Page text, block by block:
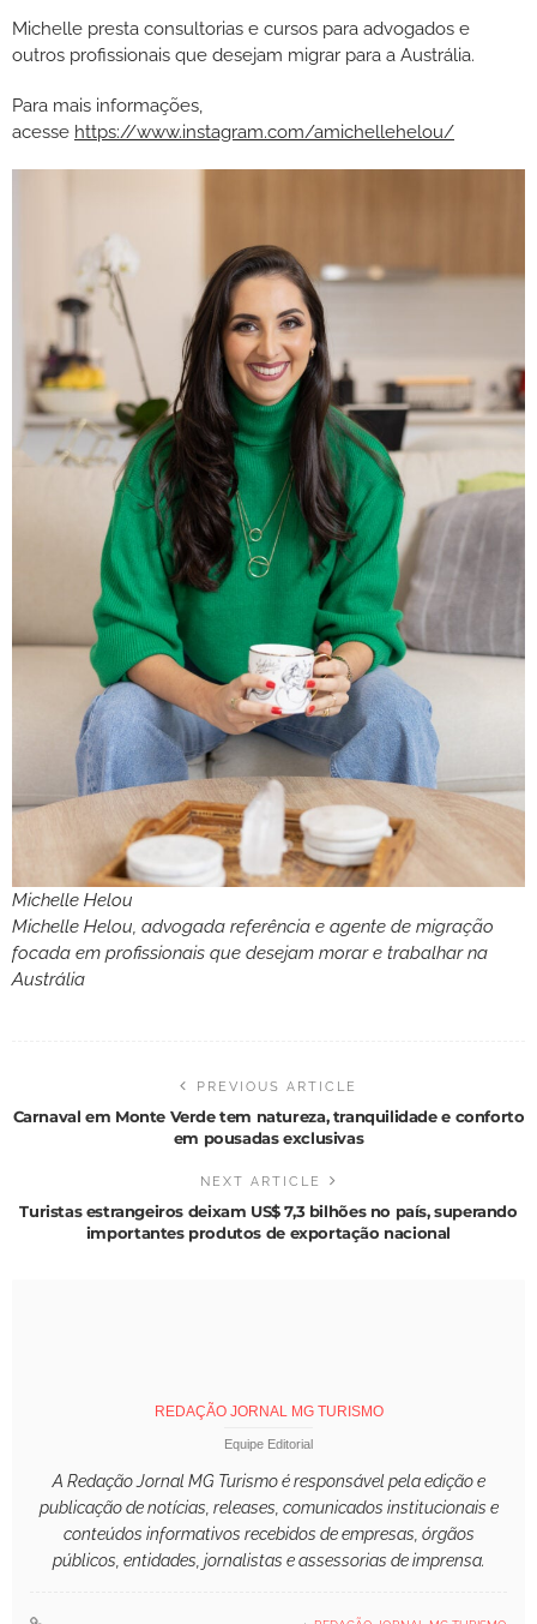
Michelle presta consultorias e cursos para advogados e
outros profissionais que desejam migrar para a Austrália.
Para mais informações,
acesse https://www.instagram.com/amichellehelou/
Michelle Helou
Michelle Helou, advogada referência e agente de migração
focada em profissionais que desejam morar e trabalhar na
Austrália
PREVIOUS ARTICLE
Carnaval em Monte Verde tem natureza, tranquilidade e conforto
em pousadas exclusivas
NEXT ARTICLE
Turistas estrangeiros deixam US$ 7,3 bilhões no país, superando
importantes produtos de exportação nacional
REDAÇÃO JORNAL MG TURISMO
Equipe Editorial
A Redação Jornal MG Turismo é responsável pela edição e
publicação de notícias, releases, comunicados institucionais e
conteúdos informativos recebidos de empresas, órgãos
públicos, entidades, jornalistas e assessorias de imprensa.